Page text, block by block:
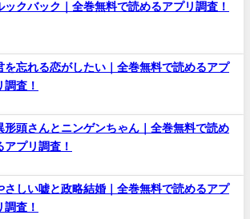
ックバック｜全巻無料で読めるアプリ調査！
を忘れる恋がしたい｜全巻無料で読めるアプ
調査！
形頭さんとニンゲンちゃん｜全巻無料で読め
アプリ調査！
さしい嘘と政略結婚｜全巻無料で読めるアプ
調査！